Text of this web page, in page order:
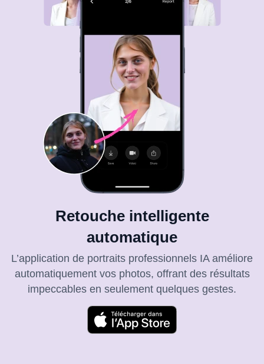
Retouche intelligente
automatique
L’application de portraits professionnels IA améliore
automatiquement vos photos, offrant des résultats
impeccables en seulement quelques gestes.